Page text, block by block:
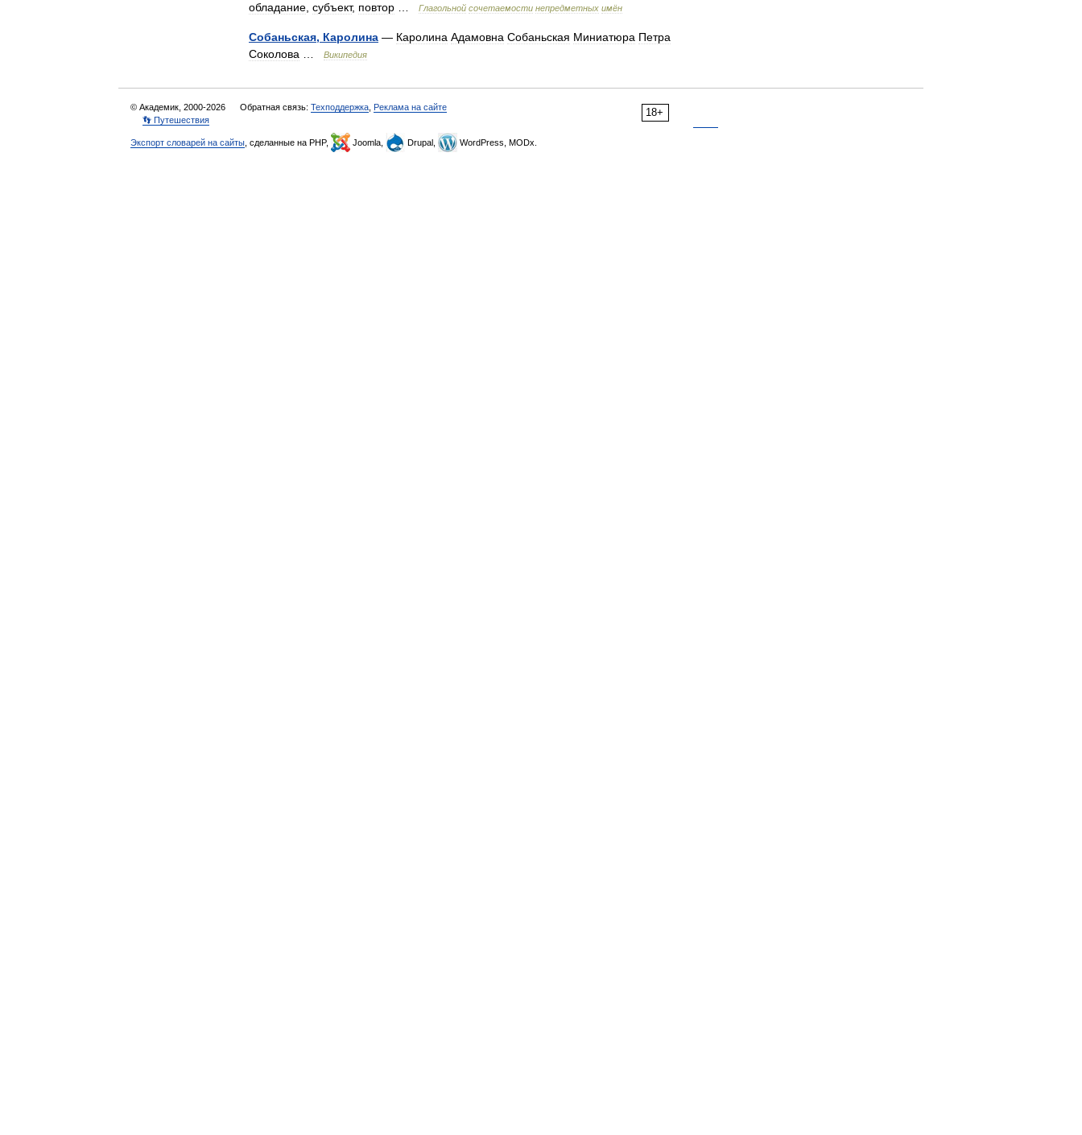
обладание субъект, повтор Глагольной сочетаемости непредметных имён
Собаньская, Каролина — Каролина Адамовна Собаньская Миниатюра Петра
Соколова
Википедия
18+
© Академик, 2000-2026 Обратная связь: Техподдержка Реклама на сайте
👣 Путешествия
Экспорт словарей на сайты , сделанные на PHP, Joomla, Drupal, WordPress, MODx.